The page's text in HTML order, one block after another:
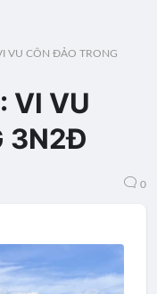
VU CÔN ĐẢO TRONG
VI VU
3N2Đ
0